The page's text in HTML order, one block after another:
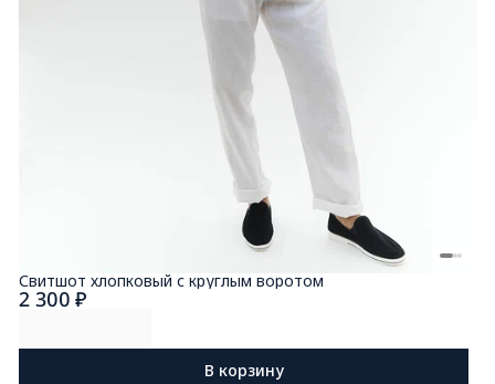
2 300 ₽
Свитшот хлопковый с круглым воротом
В корзину